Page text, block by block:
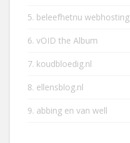
5. beleefhetnu webhosting
6. vOID the Album
7. koudbloedig.nl
8. ellensblog.nl
9. abbing en van well